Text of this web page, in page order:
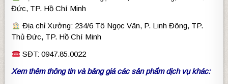
Đức, TP. Hồ Chí Minh
Địa chỉ Xưởng: 234/6 Tô Ngọc Vân, P. Linh Đông, TP.
Thủ Đức, TP. Hồ Chí Minh
SĐT: 0947.85.0022
Xem thêm thông tin và bảng giá các sản phẩm dịch vụ khác: